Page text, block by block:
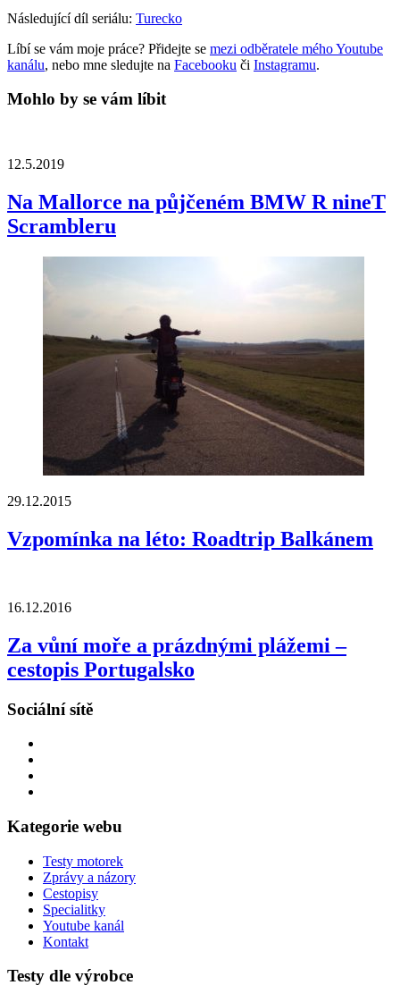
Následující díl seriálu: Turecko
Líbí se vám moje práce? Přidejte se mezi odběratele mého Youtube
kanálu, nebo mne sledujte na Facebooku či Instagramu.
Mohlo by se vám líbit
12.5.2019
Na Mallorce na půjčeném BMW R nineT
Scrambleru
29.12.2015
Vzpomínka na léto: Roadtrip Balkánem
16.12.2016
Za vůní moře a prázdnými plážemi –
cestopis Portugalsko
Sociální sítě
Kategorie webu
Testy motorek
Zprávy a názory
Cestopisy
Specialitky
Youtube kanál
Kontakt
Testy dle výrobce